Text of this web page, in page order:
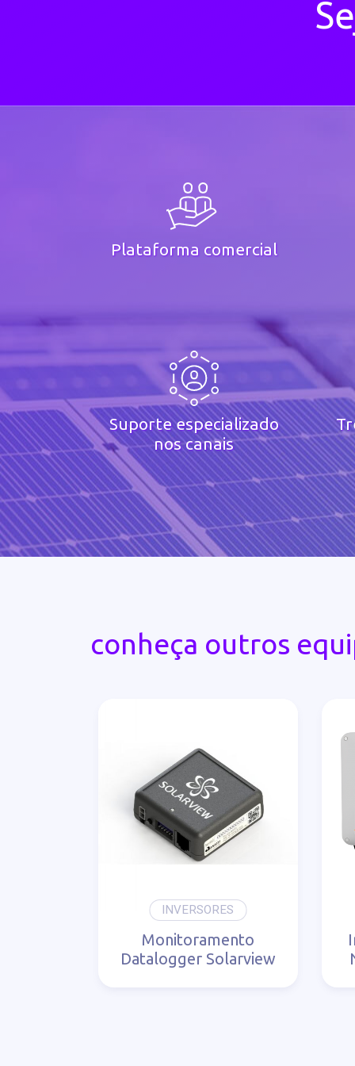
Plataforma comercial
Suporte especializado
nos canais
conheça outros
INVERSORES
Monitoramento
Datalogger Solarview